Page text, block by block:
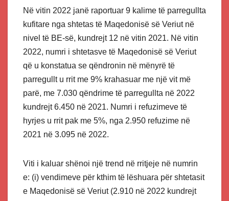
Në vitin 2022 janë raportuar 9 kalime të parregullta
kufitare nga shtetas të Maqedonisë së Veriut në
nivel të BE-së, kundrejt 12 në vitin 2021. Në vitin
2022, numri i shtetasve të Maqedonisë së Veriut
që u konstatua se qëndronin në mënyrë të
parregullt u rrit me 9% krahasuar me një vit më
parë, me 7.030 qëndrime të parregullta në 2022
kundrejt 6.450 në 2021. Numri i refuzimeve të
hyrjes u rrit pak me 5%, nga 2.950 refuzime në
2021 në 3.095 në 2022.
Viti i kaluar shënoi një trend në rritjeje në numrin
e: (i) vendimeve për kthim të lëshuara për shtetasit
e Maqedonisë së Veriut (2.910 në 2022 kundrejt